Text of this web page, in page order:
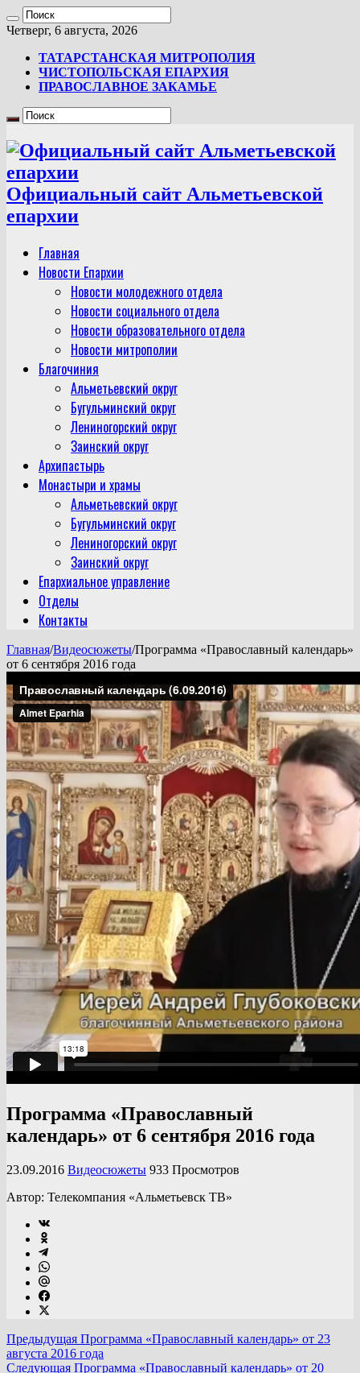
Четверг, 6 августа, 2026
ТАТАРСТАНСКАЯ МИТРОПОЛИЯ
ЧИСТОПОЛЬСКАЯ ЕПАРХИЯ
ПРАВОСЛАВНОЕ ЗАКАМЬЕ
Официальный сайт Альметьевской
епархии
Главная
Новости Епархии
Новости молодежного отдела
Новости социального отдела
Новости образовательного отдела
Новости митрополии
Благочиния
Альметьевский округ
Бугульминский округ
Лениногорский округ
Заинский округ
Архипастырь
Монастыри и храмы
Альметьевский округ
Бугульминский округ
Лениногорский округ
Заинский округ
Епархиальное управление
Отделы
Контакты
Главная/Видеосюжеты/Программа «Православный календарь»
от 6 сентября 2016 года
Программа «Православный
календарь» от 6 сентября 2016 года
23.09.2016 Видеосюжеты 933 Просмотров
Автор: Телекомпания «Альметьевск ТВ»
Предыдущая Программа «Православный календарь» от 23
августа 2016 года
Следующая Программа «Православный календарь» от 20